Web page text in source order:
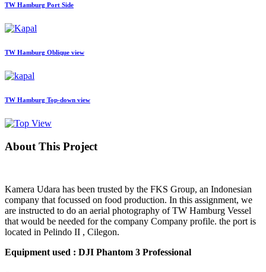
TW Hamburg Port Side
TW Hamburg Oblique view
TW Hamburg Top-down view
About This Project
Kamera Udara has been trusted by the FKS Group, an Indonesian
company that focussed on food production. In this assignment, we
are instructed to do an aerial photography of TW Hamburg Vessel
that would be needed for the company Company profile. the port is
located in Pelindo II , Cilegon.
Equipment used : DJI Phantom 3 Professional